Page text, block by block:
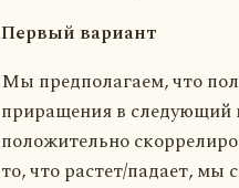
Первый вариант
Мы предполагаем, что
приращения в следующий
положительно
то, что растет/падает,